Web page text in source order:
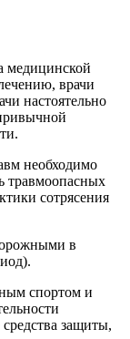
медицинской
врачи
настоятельно
необходимо
травмоопасных
сотрясения
в
спортом и
защиты,